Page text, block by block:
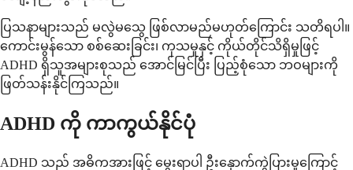
ပြသနာများသည် မလွဲမသွေ ဖြစ်လာမည်မဟုတ်ကြောင်း သတိရပါ။
ကောင်းမွန်သော စစ်ဆေးခြင်း၊ ကုသမှုနှင့် ကိုယ်တိုင်သိရှိမှုဖြင့်
ADHD ရှိသူအများစုသည် အောင်မြင်ပြီး ပြည့်စုံသော ဘဝများကို
ဖြတ်သန်းနိုင်ကြသည်။
ADHD ကို ကာကွယ်နိုင်ပုံ
ADHD သည် အဓိကအားဖြင့် မွေးရာပါ ဦးနှောက်ကွဲပြားမှုကြောင့်